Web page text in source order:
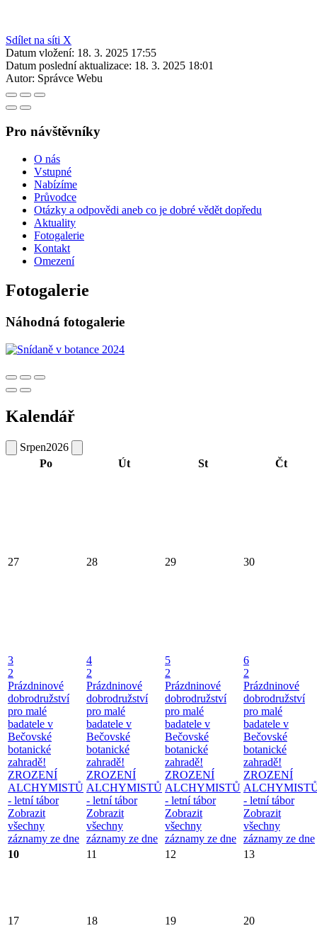
Sdílet na síti X
Datum vložení: 18. 3. 2025 17:55
Datum poslední aktualizace: 18. 3. 2025 18:01
Autor: Správce Webu
Pro návštěvníky
O nás
Vstupné
Nabízíme
Průvodce
Otázky a odpovědi aneb co je dobré vědět dopředu
Aktuality
Fotogalerie
Kontakt
Omezení
Fotogalerie
Náhodná fotogalerie
Kalendář
Srpen2026
Po
Út St Čt
27 28 29 30
3
2
Prázdninové
dobrodružství
pro malé
badatele v
Bečovské
botanické
zahradě!
ZROZENÍ
ALCHYMISTŮ
- letní tábor
Zobrazit
všechny
záznamy ze dne
4
2
Prázdninové
dobrodružství
pro malé
badatele v
Bečovské
botanické
zahradě!
ZROZENÍ
ALCHYMISTŮ
- letní tábor
Zobrazit
všechny
záznamy ze dne
5
2
Prázdninové
dobrodružství
pro malé
badatele v
Bečovské
botanické
zahradě!
ZROZENÍ
ALCHYMISTŮ
- letní tábor
Zobrazit
všechny
záznamy ze dne
6
2
Prázdninové
dobrodružství
pro malé
badatele v
Bečovské
botanické
zahradě!
ZROZENÍ
- letní tábor
Zobrazit
všechny
záznamy ze dne
10
11 12 13
17 18 19 20